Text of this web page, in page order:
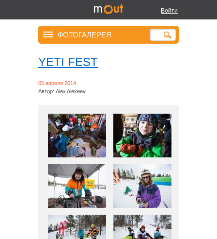
Войти
ФОТОГАЛЕРЕЯ
YETI FEST
05 апреля 2014
Автор: Alex Alexeev